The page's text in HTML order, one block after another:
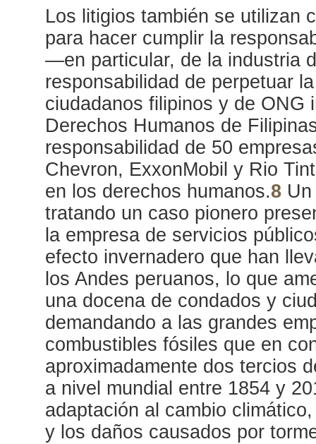
Los litigios también se utilizan
para hacer cumplir la
—en particular, de la industria
responsabilidad de perpetuar
ciudadanos filipinos y de ONG
Derechos Humanos de
responsabilidad de 50
Chevron, ExxonMobil y Rio
en los derechos humanos.8Un
tratando un caso pionero
la empresa de servicios
efecto invernadero que han
los Andes peruanos, lo que
una docena de condados y
demandando a las grandes
combustibles fósiles que en
aproximadamente dos tercios
a nivel mundial entre 1854 y
adaptación al cambio
y los daños causados por